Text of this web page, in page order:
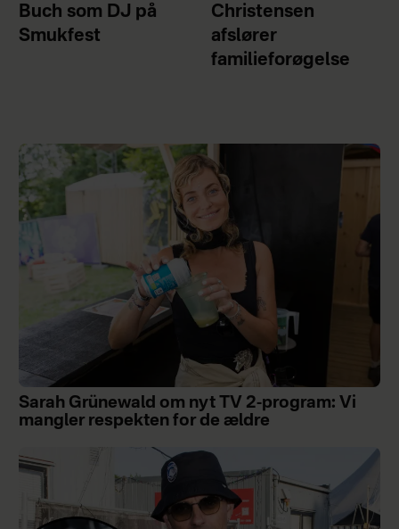
Buch som DJ på
Smukfest
Christensen
afslører
familieforøgelse
Sarah Grünewald om nyt TV 2-program: Vi
mangler respekten for de ældre